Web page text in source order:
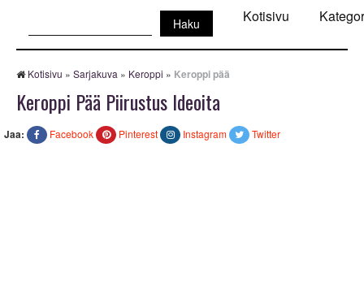
Kotisivu
Kotisivu » Sarjakuva » Keroppi » Keroppi pää
Keroppi Pää Piirustus Ideoita
Jaa: Facebook Pinterest Instagram Twitter